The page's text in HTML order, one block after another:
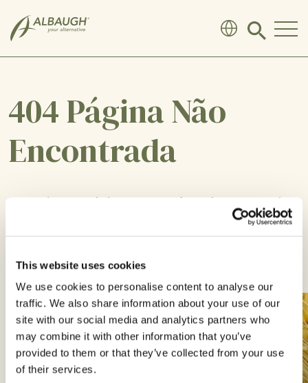
This website uses cookies
We use cookies to personalise content to analyse our
traffic. We also share information about your use of our
site with our social media and analytics partners who
may combine it with other information that you’ve
provided to them or that they’ve collected from your use
of their services.
Click
search
404 Página Não
Encontrada
Desculpe, a página que você está procurando